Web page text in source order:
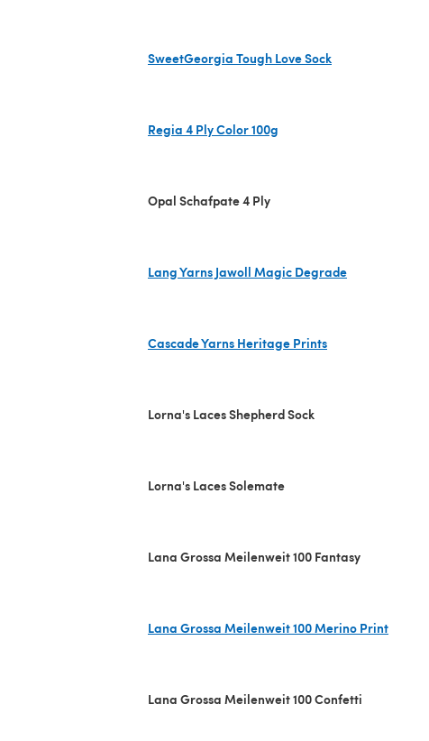
SweetGeorgia Tough Love Sock
Regia 4 Ply Color 100g
Opal Schafpate 4 Ply
Lang Yarns Jawoll Magic Degrade
Cascade Yarns Heritage Prints
Lorna's Laces Shepherd Sock
Lorna's Laces Solemate
Lana Grossa Meilenweit 100 Fantasy
Lana Grossa Meilenweit 100 Merino Print
Lana Grossa Meilenweit 100 Confetti